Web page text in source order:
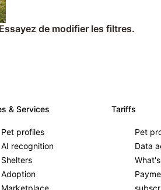
de modifier les filtres.
& Services
Pet profiles
AI recognition
Shelters
Adoption
Marketplace
Tariffs
Pet
Data